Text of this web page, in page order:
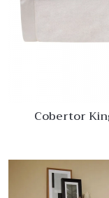
Cobertor